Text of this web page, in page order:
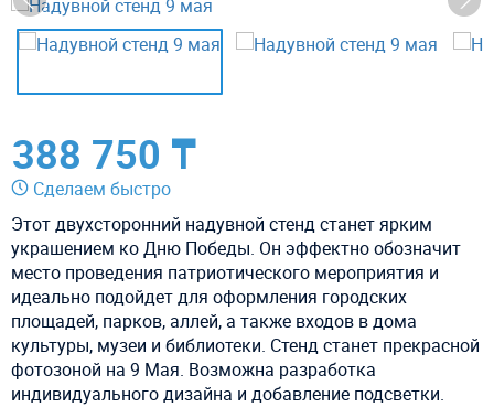
388 750 ₸
Сделаем быстро
Этот двухсторонний надувной стенд станет ярким
украшением ко Дню Победы. Он эффектно обозначит
место проведения патриотического мероприятия и
идеально подойдет для оформления городских
площадей, парков, аллей, а также входов в дома
культуры, музеи и библиотеки. Стенд станет прекрасной
фотозоной на 9 Мая. Возможна разработка
индивидуального дизайна и добавление подсветки.